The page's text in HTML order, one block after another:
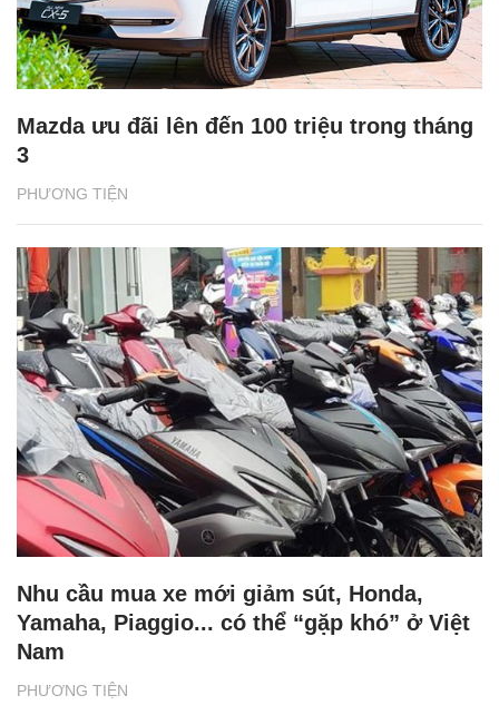
PHƯƠNG TIỆN
Mazda ưu đãi lên đến 100 triệu trong tháng
3
PHƯƠNG TIỆN
Nhu cầu mua xe mới giảm sút, Honda,
Yamaha, Piaggio... có thể “gặp khó” ở Việt
Nam